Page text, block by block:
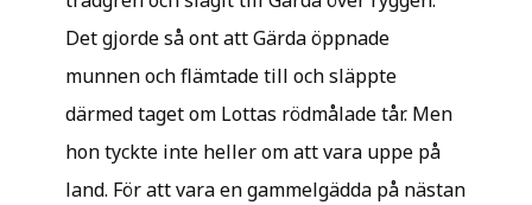
Det gjorde så ont att Gärda öppnade
munnen och flämtade till och släppte
därmed taget om Lottas rödmålade tår. Men
hon tyckte inte heller om att vara uppe på
land. För att vara en gammelgädda på nästan